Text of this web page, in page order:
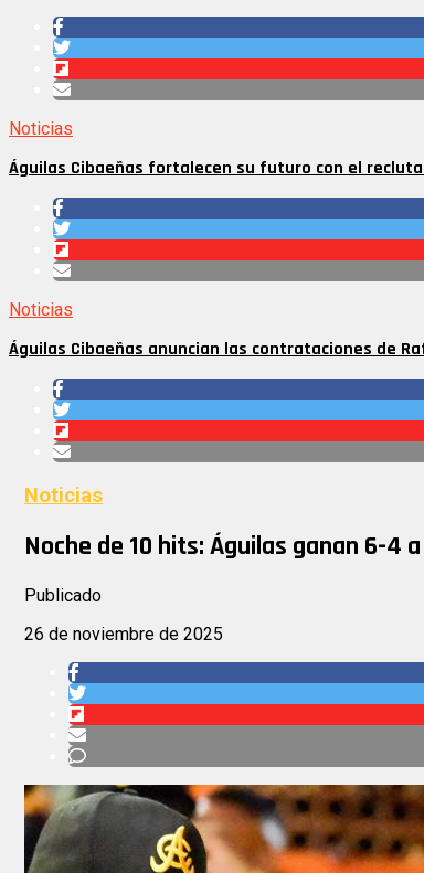
Noticias
Águilas Cibaeñas fortalecen su futuro con el
Noticias
Águilas Cibaeñas anuncian las contrataciones de
Noticias
Noche de 10 hits: Águilas ganan 6-4
Publicado
26 de noviembre de 2025